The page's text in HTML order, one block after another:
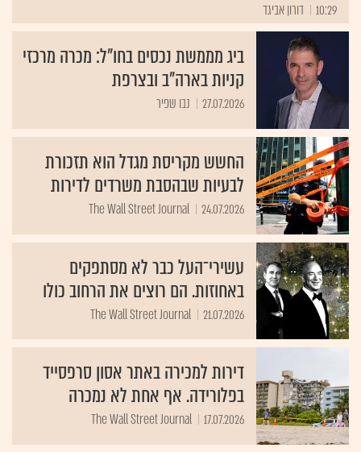
10:29 דורון אביגד
ביג מממשת נכסים בחו"ל: מכרה מרכזי
קניות בארה"ב ובצרפת
27.07.2026 נבו שפיר
החשש מקריסת מגדל הוא תזכורת
לבעיות שבהסבת משרדים לדירות
24.07.2026
The Wall Street Journal
עשירי־העל כבר לא מסתפקים
באחוזות. הם רוצים את הרחוב כולו
21.07.2026
The Wall Street Journal
דירות למכירה באתר אסון סרפסייד
בפלורידה. אף אחת לא נמכרה
17.07.2026
The Wall Street Journal